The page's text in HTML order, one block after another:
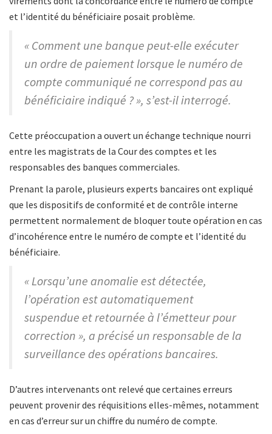
et l’identité du bénéficiaire posait problème.
« Comment une banque peut-elle exécuter
un ordre de paiement lorsque le numéro de
compte communiqué ne correspond pas au
bénéficiaire indiqué ? », s’est-il interrogé.
Cette préoccupation a ouvert un échange technique nourri
entre les magistrats de la Cour des comptes et les
responsables des banques commerciales.
Prenant la parole, plusieurs experts bancaires ont expliqué
que les dispositifs de conformité et de contrôle interne
permettent normalement de bloquer toute opération en cas
d’incohérence entre le numéro de compte et l’identité du
bénéficiaire.
« Lorsqu’une anomalie est détectée,
l’opération est automatiquement
suspendue et retournée à l’émetteur pour
correction », a précisé un responsable de la
surveillance des opérations bancaires.
D’autres intervenants ont relevé que certaines erreurs
peuvent provenir des réquisitions elles-mêmes, notamment
en cas d’erreur sur un chiffre du numéro de compte.